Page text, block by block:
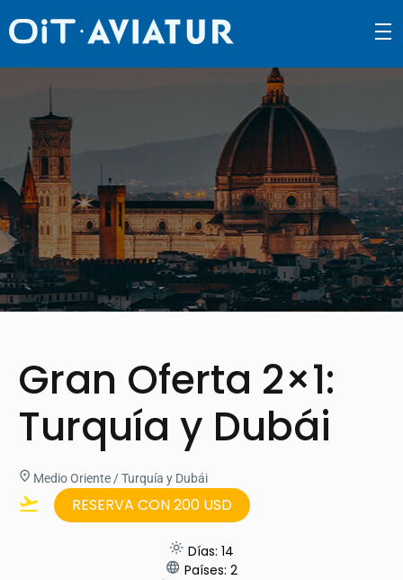
density_medium
Gran Oferta 2×1:
Turquía y Dubái
Medio Oriente / Turquía y Dubái
RESERVA CON 200 USD
Días: 14
Países: 2